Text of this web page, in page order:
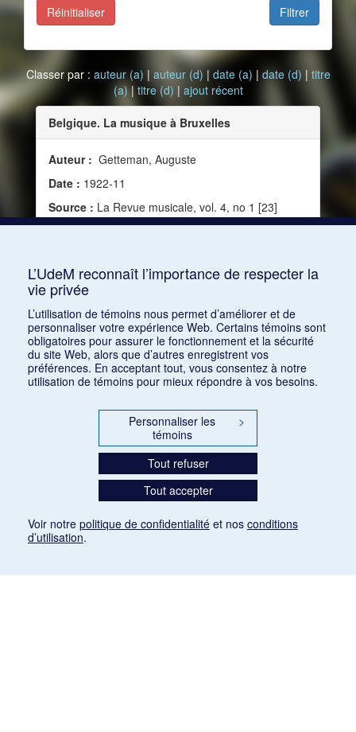
Filtrer
Réinitialiser
Classer par : auteur (a) | auteur (d) | date (a) | date (d) | titre
(a)| titre (d) | ajout récent
Belgique. La musique à Bruxelles
Auteur : Getteman, Auguste
Date : 1922-11
Source : La Revue musicale, vol. 4, no 1 [23]
(novembre 1922)
L’UdeM reconnaît l’importance de respecter la
vie privée
L’utilisation de témoins nous permet d’améliorer et de
personnaliser votre expérience Web. Certains témoins sont
obligatoires pour assurer le fonctionnement et la sécurité
du site Web, alors que d’autres enregistrent vos
préférences. En acceptant tout, vous consentez à notre
utilisation de témoins pour mieux répondre à vos besoins.
Personnaliser les
témoins
>
Tout refuser
Tout accepter
Voir notre politique de confidentialité et nos conditions
d’utilisation.